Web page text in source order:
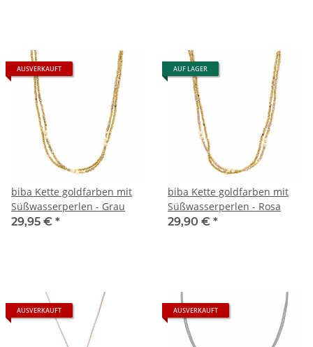
AUSVERKAUFT
biba Kette goldfarben mit
Süßwasserperlen - Grau
29,95 € *
AUF LAGER
biba Kette goldfarben mit
Süßwasserperlen - Rosa
29,90 € *
AUSVERKAUFT AUSVERKAUFT